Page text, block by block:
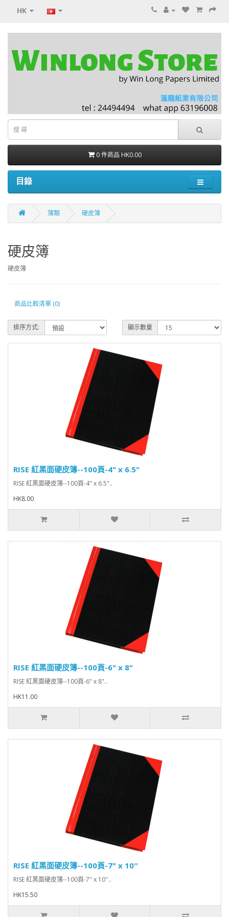
HK
0 件商品 HK0.00
目錄
簿類 硬皮簿
硬皮簿
硬皮簿
商品比較清單 (0)
排序方式: 顯示數量
RISE 紅黑面硬皮簿--100頁-4" x 6.5"
RISE 紅黑面硬皮簿--100頁-4" x 6.5"..
HK8.00
RISE 紅黑面硬皮簿--100頁-6" x 8"
RISE 紅黑面硬皮簿--100頁-6" x 8" ..
HK11.00
RISE 紅黑面硬皮簿--100頁-7" x 10''
RISE 紅黑面硬皮簿--100頁-7" x 10'' ..
HK15.50